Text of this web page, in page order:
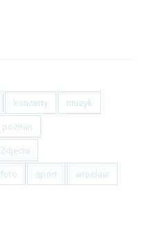
koncerty muzyk
poznan
Zdjecia
foto sport wroclaw